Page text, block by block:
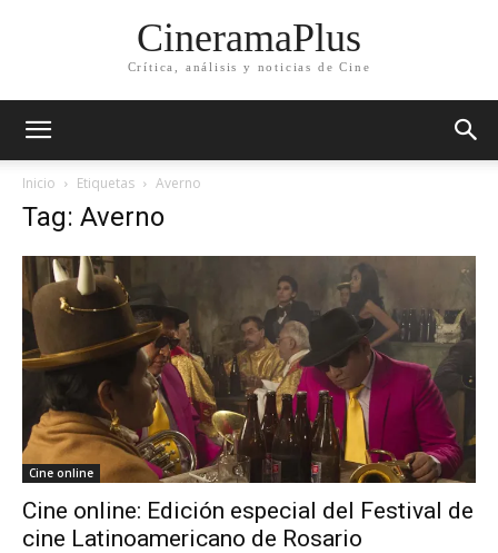
CineramaPlus
Crítica, análisis y noticias de Cine
Inicio Etiquetas Averno
Tag: Averno
Cine online
Cine online: Edición especial del Festival de
cine Latinoamericano de Rosario